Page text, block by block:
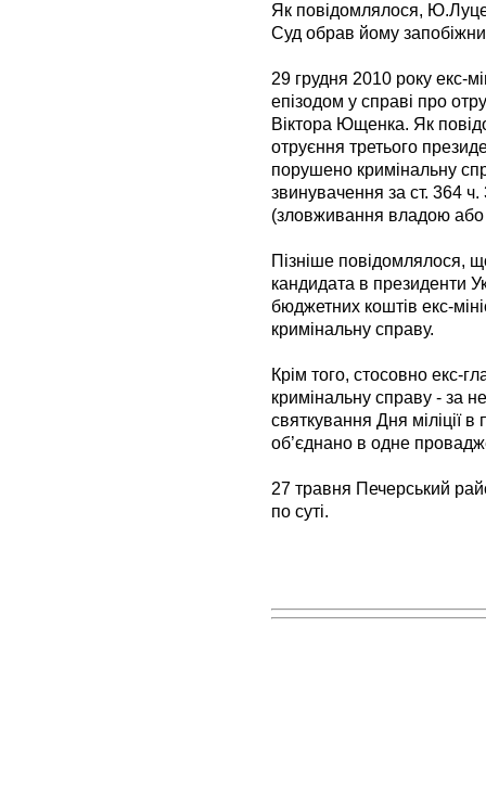
Як повідомлялося,
Суд обрав йому
29 грудня 2010 року екс-
епізодом у справі про
Віктора Ющенка. Як
отруєння третього
порушено кримінальну
звинувачення за ст. 364
(зловживання владою
Пізніше повідомлялося,
кандидата в президенти
бюджетних коштів екс-
кримінальну справу.
Крім того, стосовно
кримінальну справу - за
святкування Дня міліції в
об’єднано в одне
27 травня Печерський
по суті.